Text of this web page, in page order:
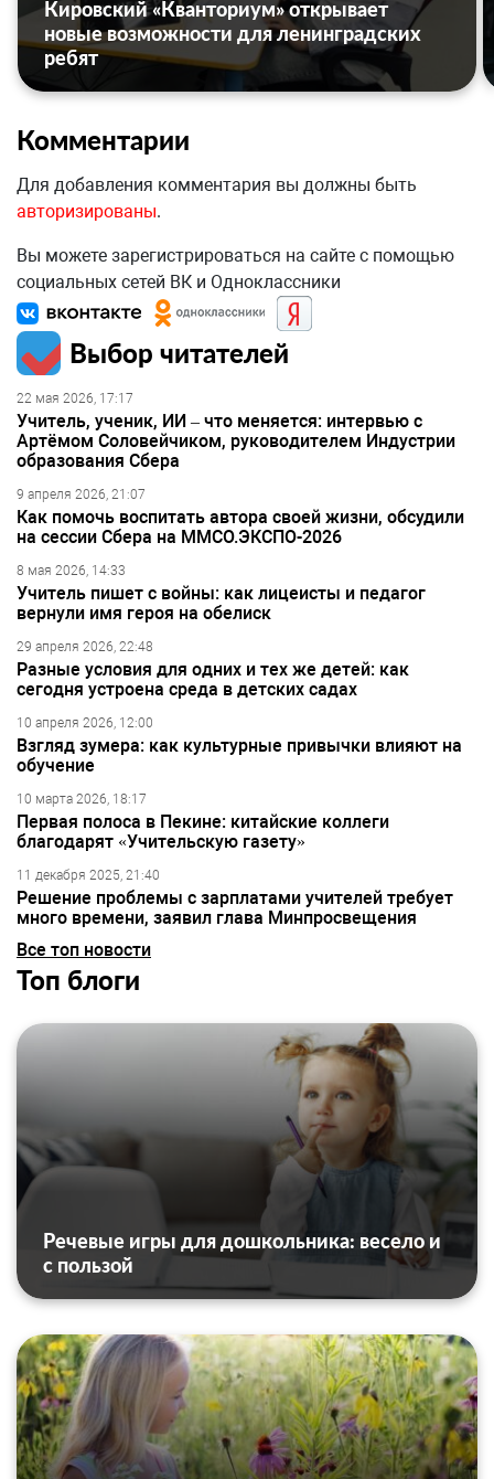
Кировский «Кванториум» открывает
новые возможности для ленинградских
ребят
Комментарии
Для добавления комментария вы должны быть
авторизированы.
Вы можете зарегистрироваться на сайте с помощью
социальных сетей ВК и Одноклассники
Выбор читателей
22 мая 2026, 17:17
Учитель, ученик, ИИ – что меняется: интервью с
Артёмом Соловейчиком, руководителем Индустрии
образования Сбера
9 апреля 2026, 21:07
Как помочь воспитать автора своей жизни, обсудили
на сессии Сбера на ММСО.ЭКСПО-2026
8 мая 2026, 14:33
Учитель пишет с войны: как лицеисты и педагог
вернули имя героя на обелиск
29 апреля 2026, 22:48
Разные условия для одних и тех же детей: как
сегодня устроена среда в детских садах
10 апреля 2026, 12:00
Взгляд зумера: как культурные привычки влияют на
обучение
10 марта 2026, 18:17
Первая полоса в Пекине: китайские коллеги
благодарят «Учительскую газету»
11 декабря 2025, 21:40
Решение проблемы с зарплатами учителей требует
много времени, заявил глава Минпросвещения
Все топ новости
Топ блоги
Речевые игры для дошкольника: весело и
с пользой